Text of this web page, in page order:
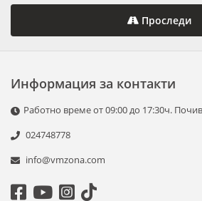
Проследи
Информация за контакти
Работно време от 09:00 до 17:30ч.
024748778
info@vmzona.com